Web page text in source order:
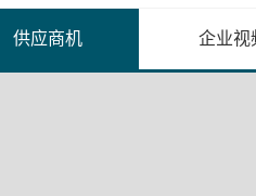
供应商机 企业视